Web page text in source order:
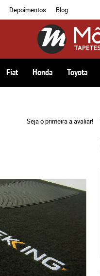
Depoimentos Blog
Fiat Honda Toyota
Seja o primeira a avaliar!